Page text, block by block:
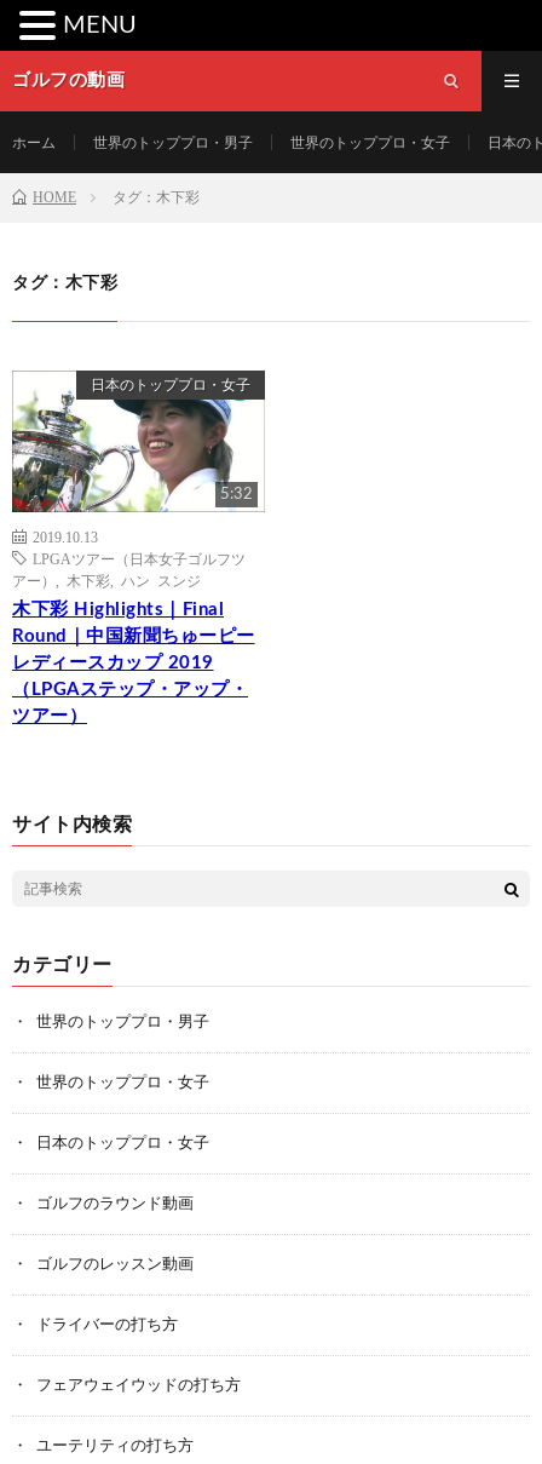
ゴルフの動画
ホーム 世界のトッププロ・男子 世界のトッププロ・女子 日本の
HOME タグ：木下彩
タグ：木下彩
日本のトッププロ・女子
5:32
2019.10.13
LPGAツアー（日本女子ゴルフツ
アー）
木下彩 ハン スンジ
木下彩 Highlights｜Final
Round｜中国新聞ちゅーピー
レディースカップ 2019
（LPGAステップ・アップ・
ツアー）
サイト内検索
カテゴリー
世界のトッププロ・男子
世界のトッププロ・女子
日本のトッププロ・女子
ゴルフのラウンド動画
ゴルフのレッスン動画
ドライバーの打ち方
フェアウェイウッドの打ち方
ユーテリティの打ち方
MENU